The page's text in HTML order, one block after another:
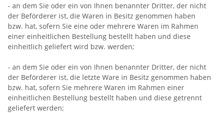
- an dem Sie oder ein von Ihnen benannter Dritter, der nicht
der Beförderer ist, die Waren in Besitz genommen haben
bzw. hat, sofern Sie eine oder mehrere Waren im Rahmen
einer einheitlichen Bestellung bestellt haben und diese
einheitlich geliefert wird bzw. werden;
- an dem Sie oder ein von Ihnen benannter Dritter, der nicht
der Beförderer ist, die letzte Ware in Besitz genommen haben
bzw. hat, sofern Sie mehrere Waren im Rahmen einer
einheitlichen Bestellung bestellt haben und diese getrennt
geliefert werden;